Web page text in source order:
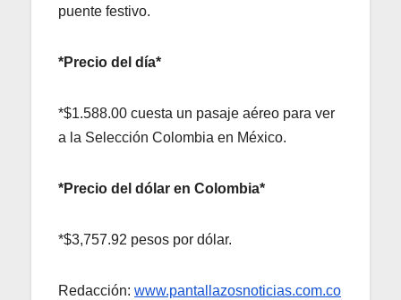
puente festivo.
*Precio del día*
*$1.588.00 cuesta un pasaje aéreo para ver
a la Selección Colombia en México.
*Precio del dólar en Colombia*
*$3,757.92 pesos por dólar.
Redacción: www.pantallazosnoticias.com.co